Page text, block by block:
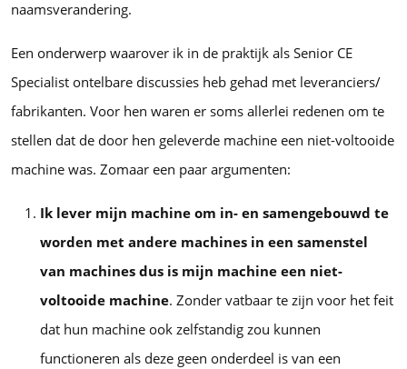
naamsverandering.
Een onderwerp waarover ik in de praktijk als Senior CE
Specialist ontelbare discussies heb gehad met leveranciers/
fabrikanten. Voor hen waren er soms allerlei redenen om te
stellen dat de door hen geleverde machine een niet-voltooide
machine was. Zomaar een paar argumenten:
Ik lever mijn machine om in- en samengebouwd te
worden met andere machines in een samenstel
van machines dus is mijn machine een niet-
voltooide machine. Zonder vatbaar te zijn voor het feit
dat hun machine ook zelfstandig zou kunnen
functioneren als deze geen onderdeel is van een